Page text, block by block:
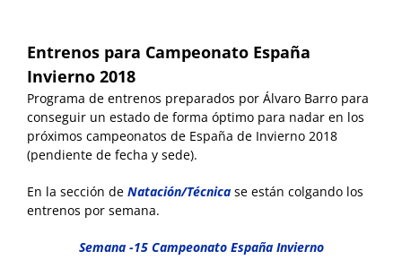
Entrenos para Campeonato España
Invierno 2018
Programa de entrenos preparados por Álvaro Barro para
conseguir un estado de forma óptimo para nadar en los
próximos campeonatos de España de Invierno 2018
(pendiente de fecha y sede).
En la sección de Natación/Técnica se están colgando los
entrenos por semana.
Semana -15 Campeonato España Invierno